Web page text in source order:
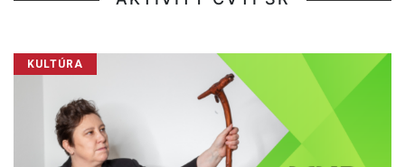
KULTÚRA